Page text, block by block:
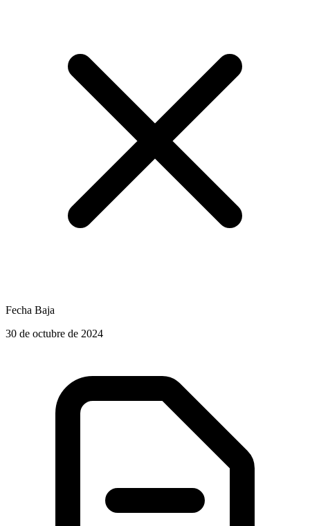
Fecha Baja
30 de octubre de 2024